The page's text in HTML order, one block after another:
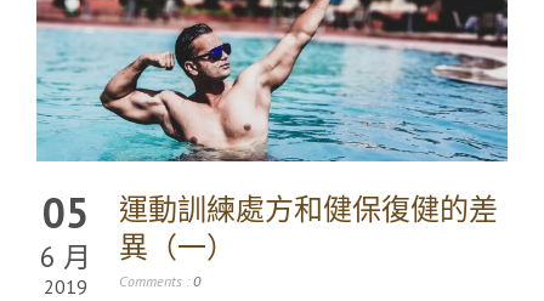
05
6 月
2019
運動訓練處方和健保復健的差
異（一）
Comments : 0